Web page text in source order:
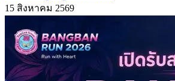
15 สิงหาคม 2569